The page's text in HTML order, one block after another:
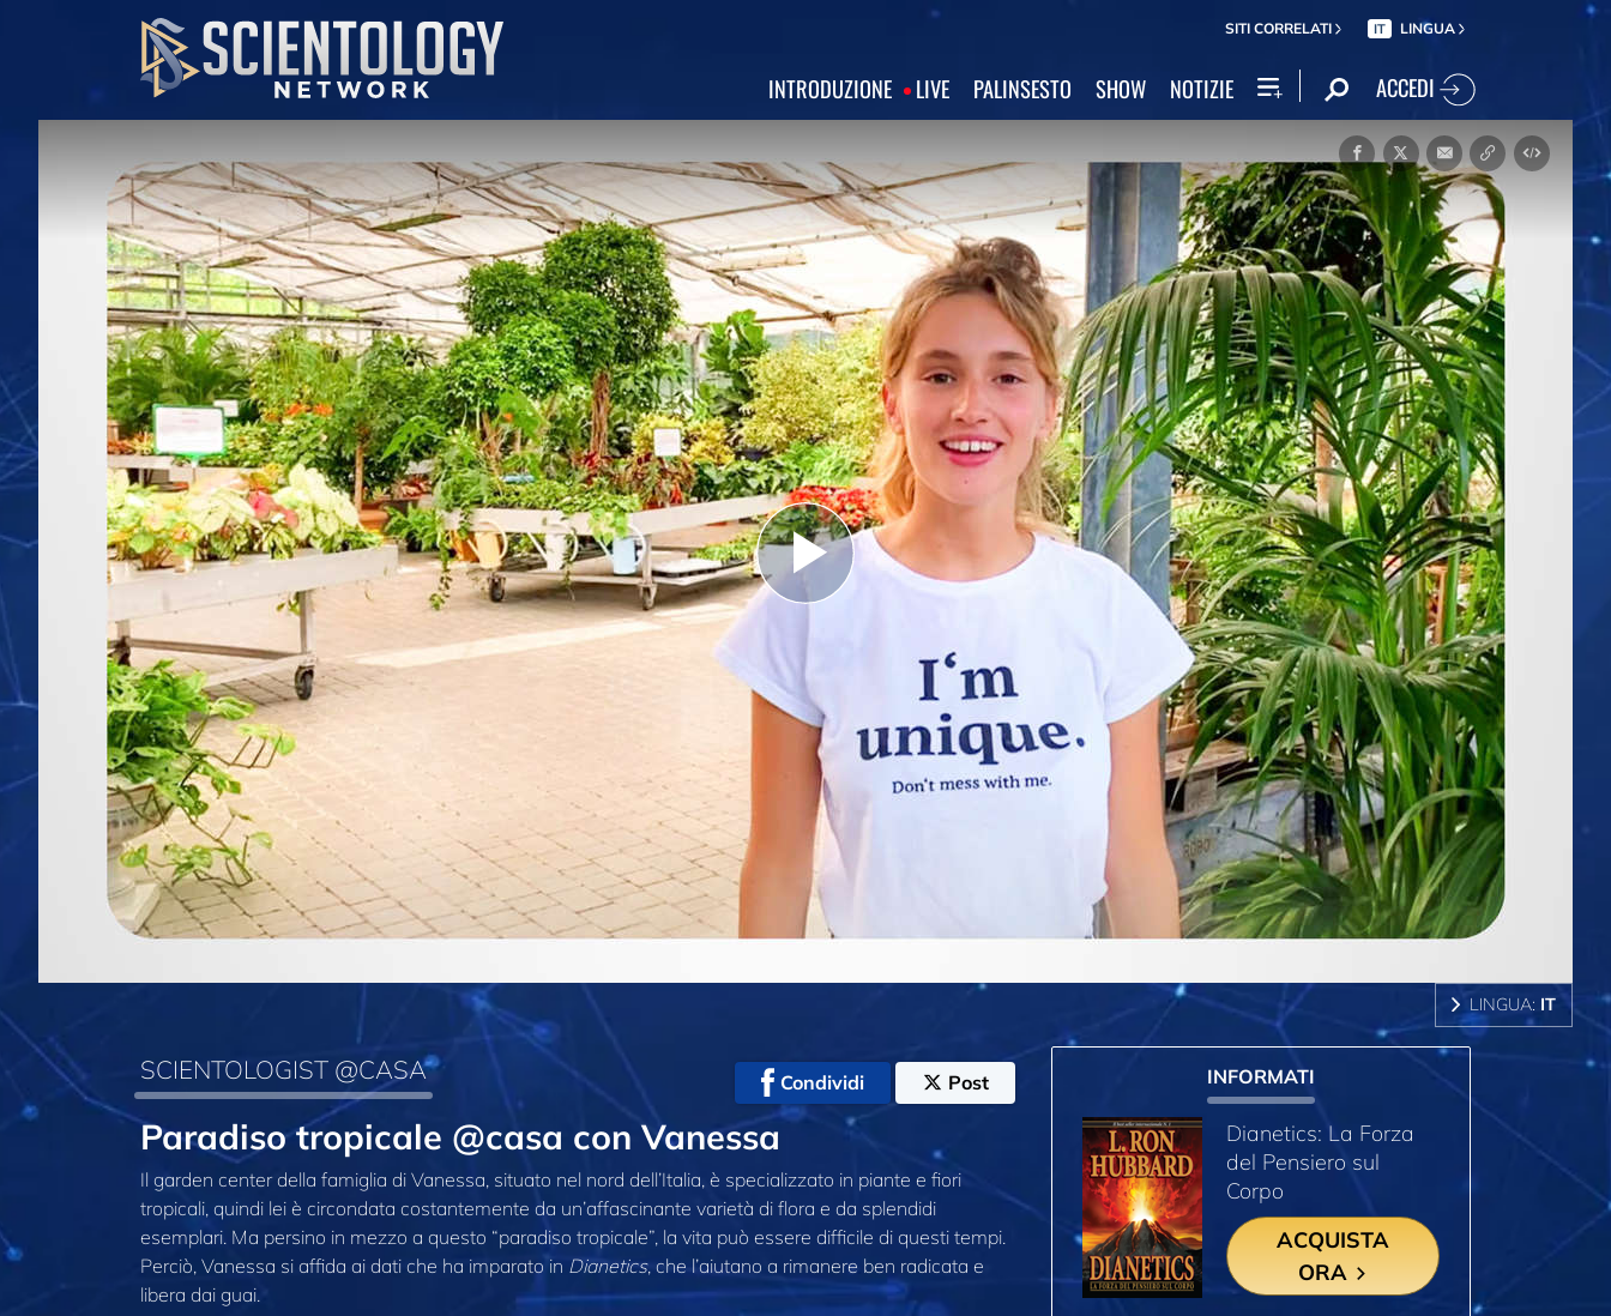
SITI CORRELATI IT LINGUA
INTRODUZIONE LIVE PALINSESTO SHOW NOTIZIE ACCEDI
Play
Video
LINGUA: IT
SCIENTOLOGIST @CASA Condividi Post
Paradiso tropicale @casa con Vanessa
Il garden center della famiglia di Vanessa, situato nel nord dell’Italia, è specializzato in piante e fiori
tropicali, quindi lei è circondata costantemente da un’affascinante varietà di flora e da splendidi
esemplari. Ma persino in mezzo a questo “paradiso tropicale”, la vita può essere difficile di questi tempi.
Perciò, Vanessa si affida ai dati che ha imparato in Dianetics, che l’aiutano a rimanere ben radicata e
libera dai guai.
INFORMATI
Dianetics: La Forza
del Pensiero sul
Corpo
ACQUISTA
ORA